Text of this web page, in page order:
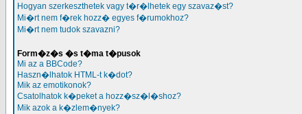
Hogyan szerkeszthetek vagy t�r�lhetek egy szavaz�st?
Mi�rt nem f�rek hozz� egyes f�rumokhoz?
Mi�rt nem tudok szavazni?
Form�z�s �s t�ma t�pusok
Mi az a BBCode?
Haszn�lhatok HTML-t k�dot?
Mik az emotikonok?
Csatolhatok k�peket a hozz�sz�l�shoz?
Mik azok a k�zlem�nyek?